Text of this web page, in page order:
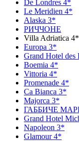
De Londres 4*
Le Meridien 4*
Alaska 3*
РИЧЧОНЕ
Villa Adriatica 4*
Europa 3*
Grand Hotel des
Boemia 4*
Vittoria 4*
Promenade 4*
Ca Bianca 3*
Majorca 3*
ГАББИЧЕ
Grand Hotel
Napoleon 3*
Glamour 4*